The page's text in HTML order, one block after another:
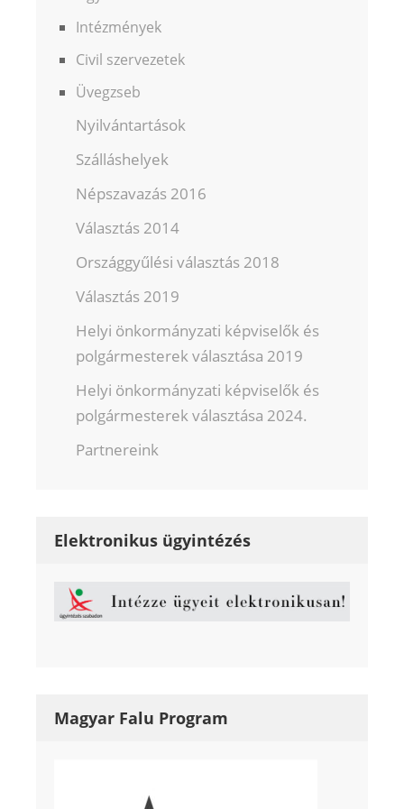
Intézmények
Civil szervezetek
Üvegzseb
Nyilvántartások
Szálláshelyek
Népszavazás 2016
Választás 2014
Országgyűlési választás 2018
Választás 2019
Helyi önkormányzati képviselők és
polgármesterek választása 2019
Helyi önkormányzati képviselők és
polgármesterek választása 2024.
Partnereink
Elektronikus ügyintézés
Magyar Falu Program